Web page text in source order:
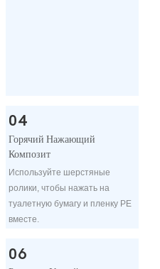
04
Горячий Нажающий
Композит
Используйте шерстяные
ролики, чтобы нажать на
туалетную бумагу и пленку PE
вместе.
06